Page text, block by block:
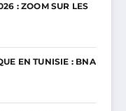
: ZOOM SUR LES
EN TUNISIE : BNA